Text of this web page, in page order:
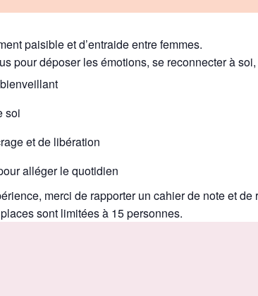
paisible et d’entraide entre femmes.
pour déposer les émotions, se reconnecter à
soi
et de libération
alléger le quotidien
merci de rapporter un cahier de note et
sont limitées à 15 personnes.